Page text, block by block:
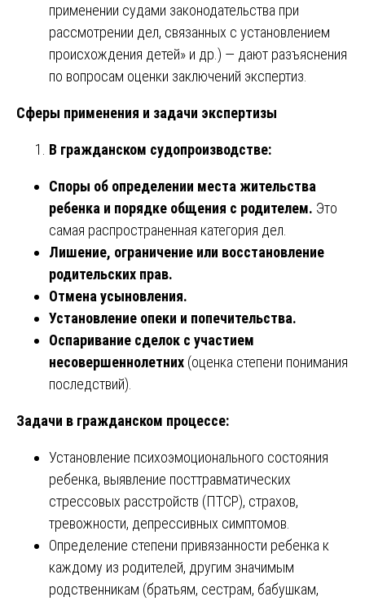
применении судами законодательства при
рассмотрении дел, связанных с установлением
происхождения детей» и др.) — дают разъяснения
по вопросам оценки заключений экспертиз.
Сферы применения и задачи экспертизы
В гражданском судопроизводстве:
Споры об определении места жительства
ребенка и порядке общения с родителем. Это
самая распространенная категория дел.
Лишение, ограничение или восстановление
родительских прав.
Отмена усыновления.
Установление опеки и попечительства.
Оспаривание сделок с участием
несовершеннолетних (оценка степени понимания
последствий).
Задачи в гражданском процессе:
Установление психоэмоционального состояния
ребенка, выявление посттравматических
стрессовых расстройств (ПТСР), страхов,
тревожности, депрессивных симптомов.
Определение степени привязанности ребенка к
каждому из родителей, другим значимым
родственникам (братьям, сестрам, бабушкам,